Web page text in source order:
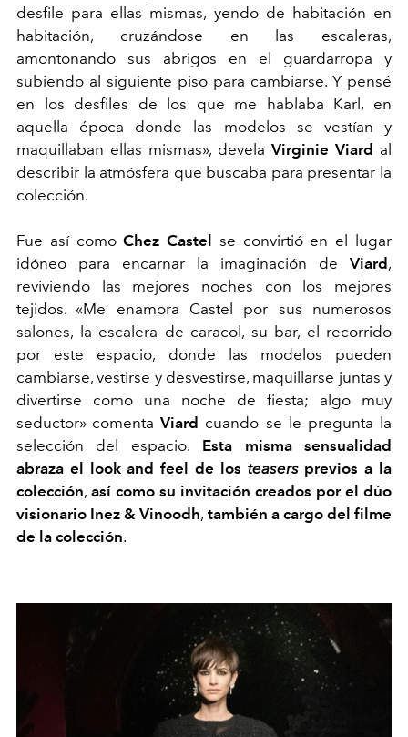
desfile para ellas mismas, yendo de habitación en
habitación, cruzándose en las escaleras,
amontonando sus abrigos en el guardarropa y
subiendo al siguiente piso para cambiarse. Y pensé
en los desfiles de los que me hablaba Karl, en
aquella época donde las modelos se vestían y
maquillaban ellas mismas», devela Virginie Viard al
describir la atmósfera que buscaba para presentar la
colección.
Fue así comoChez Castel se convirtió en el lugar
idóneo para encarnar la imaginación de Viard,
reviviendo las mejores noches con los mejores
tejidos. «Me enamora Castel por sus numerosos
salones, la escalera de caracol, su bar, el recorrido
por este espacio, donde las modelos pueden
cambiarse, vestirse y desvestirse, maquillarse juntas y
divertirse como una noche de fiesta; algo muy
seductor» comentaViard cuando se le pregunta la
selección del espacio. Esta misma sensualidad
abraza el look and feel de los teasersprevios a la
colección, así como su invitación creados por el dúo
visionario Inez & Vinoodh, también a cargo del filme
de la colección.